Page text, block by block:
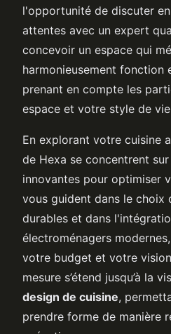
l'opportunité de discuter
attentes avec un expert
concevoir un espace qui
harmonieusement fonction
prenant en compte les
espace et votre style de
En explorant votre cuisine
de Hexa se concentrent
innovantes pour optimiser
vous guident dans le choix
durables et dans
électroménagers
votre budget et votre
mesure s’étend jusqu’à la
design de cuisine,
prendre forme de manière